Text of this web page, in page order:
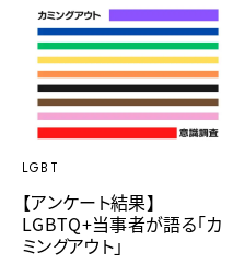
LGBT
【アンケート結果】
LGBTQ+当事者が語る「カ
ミングアウト」